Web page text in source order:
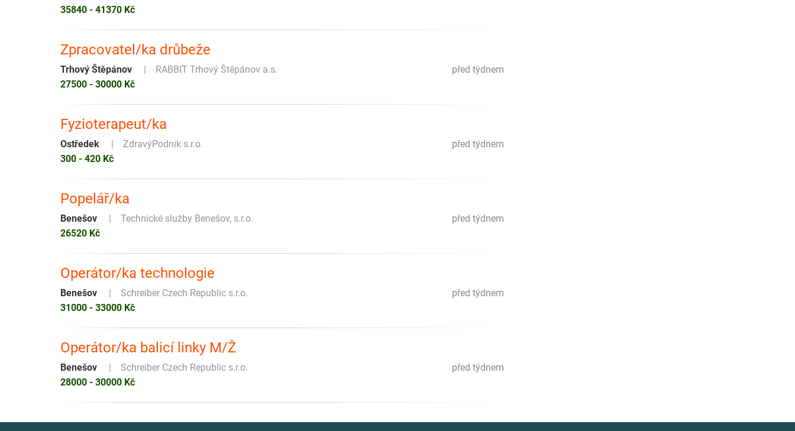
35840 - 41370 Kč
Zpracovatel/ka drůbeže
před týdnem
Trhový Štěpánov
RABBIT Trhový Štěpánov a.s.
27500 - 30000 Kč
Fyzioterapeut/ka
před týdnem
Ostředek
ZdravýPodnik s.r.o.
300 - 420 Kč
Popelář/ka
před týdnem
Benešov
Technické služby Benešov, s.r.o.
26520 Kč
Operátor/ka technologie
před týdnem
Benešov
Schreiber Czech Republic s.r.o.
31000 - 33000 Kč
Operátor/ka balicí linky M/Ž
před týdnem
Benešov
Schreiber Czech Republic s.r.o.
28000 - 30000 Kč